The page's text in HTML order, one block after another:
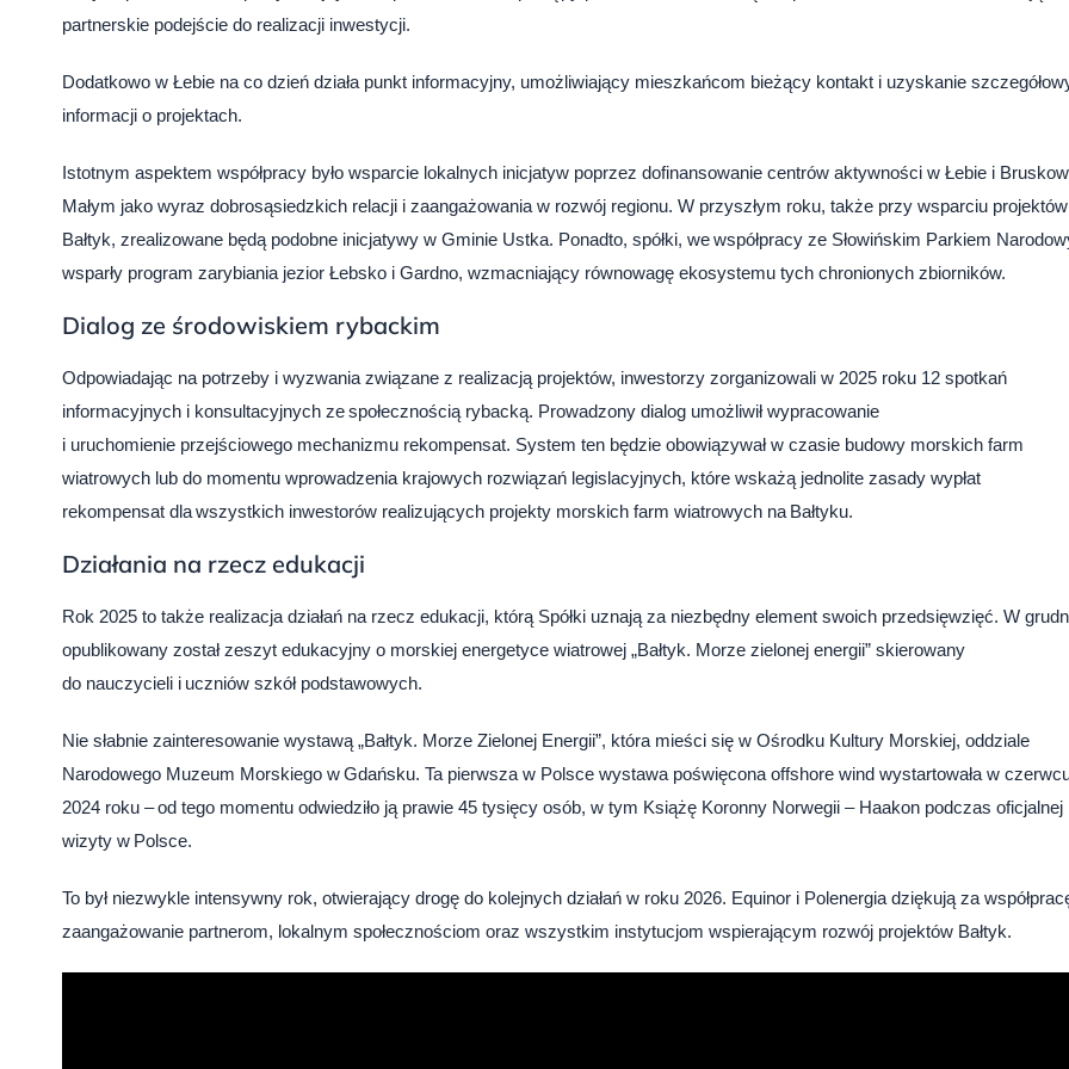
partnerskie podejście do realizacji inwestycji.
Dodatkowo w Łebie na co dzień działa punkt informacyjny, umożliwiający mieszkańcom bieżący kontakt i uzyskanie
informacji o projektach.
Istotnym aspektem współpracy było wsparcie lokalnych inicjatyw poprzez dofinansowanie centrów aktywności w Łebie i
Małym jako wyraz dobrosąsiedzkich relacji i zaangażowania w rozwój regionu. W przyszłym roku, także przy wsparciu projektów
Bałtyk, zrealizowane będą podobne inicjatywy w Gminie Ustka. Ponadto, spółki, we współpracy ze Słowińskim Parkiem
wsparły program zarybiania jezior Łebsko i Gardno, wzmacniający równowagę ekosystemu tych chronionych zbiorników.
Dialog ze środowiskiem rybackim
Odpowiadając na potrzeby i wyzwania związane z realizacją projektów, inwestorzy zorganizowali w 2025 roku 12 spotkań
informacyjnych i konsultacyjnych ze społecznością rybacką. Prowadzony dialog umożliwił wypracowanie
i uruchomienie przejściowego mechanizmu rekompensat. System ten będzie obowiązywał w czasie budowy morskich farm
wiatrowych lub do momentu wprowadzenia krajowych rozwiązań legislacyjnych, które wskażą jednolite zasady wypłat
rekompensat dla wszystkich inwestorów realizujących projekty morskich farm wiatrowych na Bałtyku.
Działania na rzecz edukacji
Rok 2025 to także realizacja działań na rzecz edukacji, którą Spółki uznają za niezbędny element swoich przedsięwzięć. W
opublikowany został zeszyt edukacyjny o morskiej energetyce wiatrowej „Bałtyk. Morze zielonej energii” skierowany
do nauczycieli i uczniów szkół podstawowych.
Nie słabnie zainteresowanie wystawą „Bałtyk. Morze Zielonej Energii”, która mieści się w Ośrodku Kultury Morskiej, oddziale
Narodowego Muzeum Morskiego w Gdańsku. Ta pierwsza w Polsce wystawa poświęcona offshore wind wystartowała w
2024 roku – od tego momentu odwiedziło ją prawie 45 tysięcy osób, w tym Książę Koronny Norwegii – Haakon podczas oficjalnej
wizyty w Polsce.
To był niezwykle intensywny rok, otwierający drogę do kolejnych działań w roku 2026. Equinor i Polenergia dziękują za
zaangażowanie partnerom, lokalnym społecznościom oraz wszystkim instytucjom wspierającym rozwój projektów Bałtyk.